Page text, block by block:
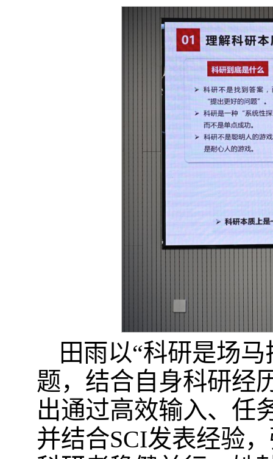
田雨以“科研是场
题，结合自身科研经
出通过高效输入、任
并结合SCI发表经验